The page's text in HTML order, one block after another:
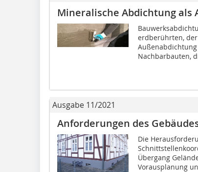
Mineralische Abdichtung als
erdberührten, der
Nachbarbauten,
Ausgabe 11/2021
Anforderungen des
Die
Übergang
Vorausplanung